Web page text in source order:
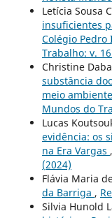
Letícia Sousa
insuficientes
Colégio Pedro
Trabalho: v.
Christine
substância
meio
Mundos do
Lucas
evidência: os
na Era Vargas ,
(2024)
Flávia Maria
da Barriga ,
Silvia Hunold